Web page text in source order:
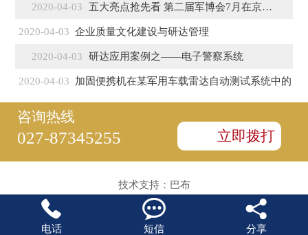
2020-04-03 五大亮点抢先看 第二届军博会7月在京盛大开幕
2020-04-03 企业质量文化建设与研达管理
2020-04-03 研达应用案例之——电子警察系统
2020-04-03 加固便携机在某军用车载雷达自动测试系统中的
咨询热线
027-87345255 立即拨打
技术支持： 巴布

电话

短信

分享